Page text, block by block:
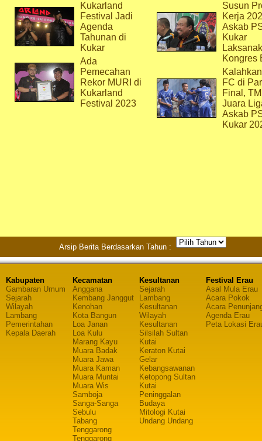
Kukarland
Festival Jadi
Agenda
Tahunan di
Kukar
Ada
Pemecahan
Rekor MURI di
Kukarland
Festival 2023
Susun
Kerja
Askab
Kukar
Kongres
FC di
Final,
Juara
Askab
Kukar
Arsip Berita Berdasarkan Tahun :
Kabupaten
Gambaran Umum
Sejarah
Wilayah
Lambang
Pemerintahan
Kepala Daerah
Kecamatan
Anggana
Kembang Janggut
Kenohan
Kota Bangun
Loa Janan
Loa Kulu
Marang Kayu
Muara Badak
Muara Jawa
Muara Kaman
Muara Muntai
Muara Wis
Samboja
Sanga-Sanga
Sebulu
Tabang
Tenggarong
Tenggarong
Kesultanan
Sejarah
Lambang
Kesultanan
Wilayah
Kesultanan
Silsilah Sultan
Kutai
Keraton Kutai
Gelar
Kebangsawanan
Ketopong Sultan
Kutai
Peninggalan
Budaya
Mitologi Kutai
Undang Undang
Festival Erau
Asal Mula Erau
Acara Pokok
Acara
Agenda Erau
Peta Lokasi